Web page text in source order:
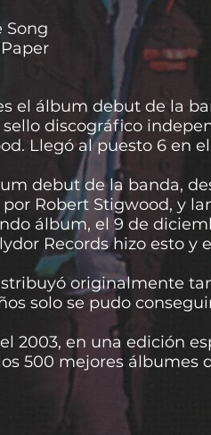
Song
el álbum debut de la
discográfico
Llegó al puesto 6 en
debut de la banda,
Robert Stigwood, y
álbum, el 9 de
Records hizo esto y
originalmente
solo se pudo
2003, en una edición
500 mejores álbumes